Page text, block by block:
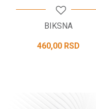
BIKSNA
460,00 RSD